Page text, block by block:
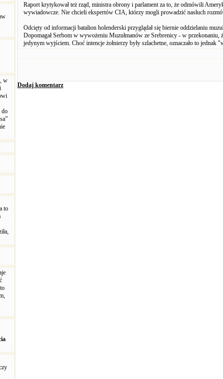
w
do
to
Raport krytykował też rząd, ministra obrony i parlament za to, że odmówili
wywiadowcze. Nie chcieli ekspertów CIA, którzy mogli prowadzić nasłuch
Odcięty od informacji batalion holenderski przyglądał się biernie oddzielaniu
Dopomagał Serbom w wywożeniu Muzułmanów ze Srebrenicy - w przekonaniu,
jedynym wyjściem. Choć intencje żołnierzy były szlachetne, oznaczało to jednak
Dodaj komentarz